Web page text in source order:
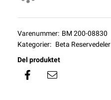
Varenummer: BM 200-08830
Kategorier: Beta Reservedeler
Del produktet